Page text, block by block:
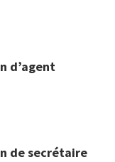
d’agent
de secrétaire